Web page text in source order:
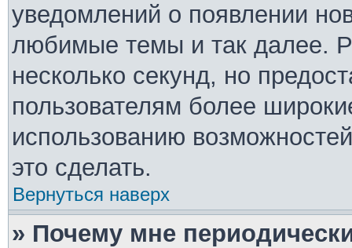
уведомлений о появлении
любимые темы и так далее.
несколько секунд, но
пользователям более
использованию
это сделать.
Вернуться наверх
» Почему мне